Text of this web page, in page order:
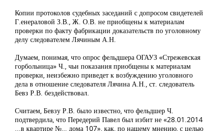
Копии протоколов судебных заседаний с допросом свидетелей
Г.енераловой З.В., Ж. О.В. не приобщены к материалам
проверки по факту фабрикации доказательств по уголовному
делу следователем Лячиным А.Н.
Думаем, понимая, что опрос фельдшера ОГАУЗ «Стрежевская
горбольница» Ч., чьи показания приобщены к материалам
проверки, неизбежно приведет к возбуждению уголовного
дела в отношение следователя Лячина А.Н., ст. следователь
Бевз Р.В. бездействовал.
Считаем, Бевзу Р.В. было известно, что фельдшер Ч.
подтвердила, что Передерий Павел был избит не «28.01.2014
...в квартире №… дома 107», как, по нашему мнению, с целью